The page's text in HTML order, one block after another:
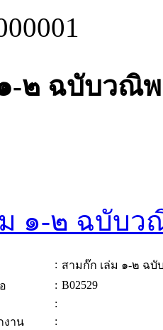
-๒ ฉบับวณิ
ม ๑-๒ ฉบับว
: สามก๊ก เล่ม ๑-๒ ฉ
: B02529
:
งาน
: